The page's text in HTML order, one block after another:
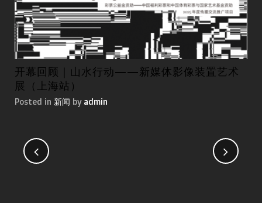
开幕回顾｜山水行动——新媒体影像装置艺术
展（上海站）
Posted in 新闻 by admin